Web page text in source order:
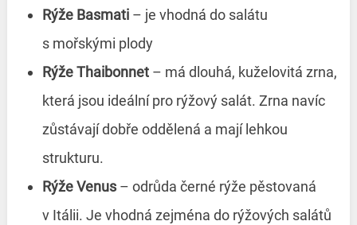
Rýže Basmati– je vhodná do salátu
s mořskými plody
Rýže Thaibonnet – má dlouhá, kuželovitá zrna,
která jsou ideální pro rýžový salát. Zrna navíc
zůstávají dobře oddělená a mají lehkou
strukturu.
Rýže Venus– odrůda černé rýže pěstovaná
v Itálii. Je vhodná zejména do rýžových salátů